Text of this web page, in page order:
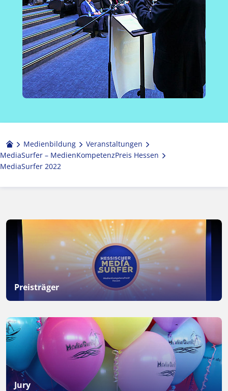
Medienbildung
Veranstaltungen
Media­Surfer – Medien­Kompetenz­Preis Hessen
MediaSurfer 2022
Preisträger
Jury